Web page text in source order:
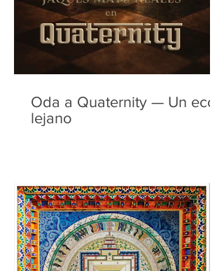
Oda a Quaternity — Un eco
lejano